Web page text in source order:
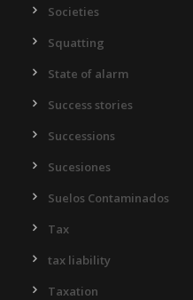
Societies
Squatting
State of alarm
Success stories
Successions
Sucesiones
Suelos Contaminados
Tax
tax liability
Taxation